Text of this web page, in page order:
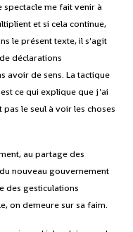
me fait venir à
et si cela continue,
le présent texte, il s'agit
déclarations
avoir de sens. La tactique
ce qui explique que j'ai
le seul à voir les choses
au partage des
nouveau gouvernement
des gesticulations
on demeure sur sa faim.